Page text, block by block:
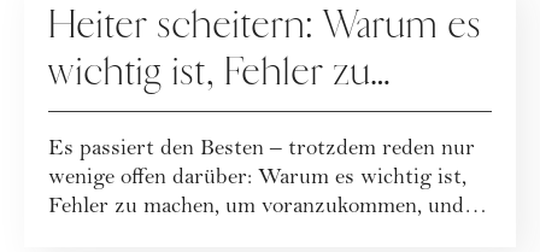
Heiter scheitern: Warum es
wichtig ist, Fehler zu
machen
Es passiert den Besten – trotzdem reden nur
wenige offen darüber: Warum es wichtig ist,
Fehler zu machen, um voranzukommen, und